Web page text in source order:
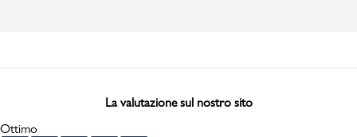
La valutazione sul nostro sito
Ottimo